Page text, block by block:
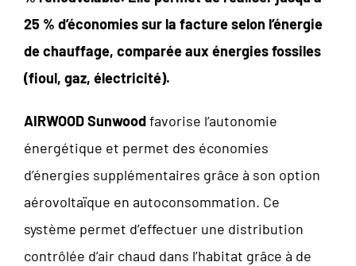
25 % d’économies sur la facture selon l’énergie
de chauffage, comparée aux énergies fossiles
(fioul, gaz, électricité).
AIRWOOD Sunwoodfavorise l’autonomie
énergétique et permet des économies
d’énergies supplémentaires grâce à son option
aérovoltaïque en autoconsommation. Ce
système permet d’effectuer une distribution
contrôlée d’air chaud dans l’habitat grâce à de